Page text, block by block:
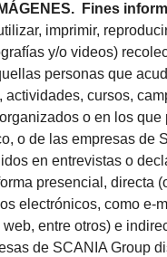
Fines
imprimir,
y/o videos)
personas que
actividades, cursos,
o en los que
o de las empresas de
en entrevistas o
presencial, directa
electrónicos, como e-
entre otros) e
de SCANIA Group